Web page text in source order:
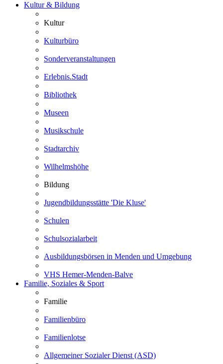
Kultur & Bildung
Kultur
Kulturbüro
Sonderveranstaltungen
Erlebnis.Stadt
Bibliothek
Museen
Musikschule
Stadtarchiv
Wilhelmshöhe
Bildung
Jugendbildungsstätte 'Die Kluse'
Schulen
Schulsozialarbeit
Ausbildungsbörsen in Menden und Umgebung
VHS Hemer-Menden-Balve
Familie, Soziales & Sport
Familie
Familienbüro
Familienlotse
Allgemeiner Sozialer Dienst (ASD)